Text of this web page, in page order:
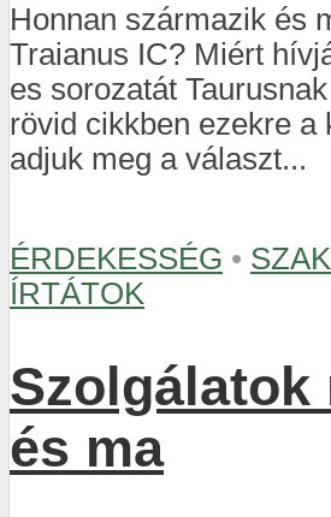
Honnan származik és
Traianus IC? Miért
es sorozatát
rövid cikkben ezekre a
adjuk meg a választ...
ÉRDEKESSÉG •
ÍRTÁTOK
Szolgálatok
és ma